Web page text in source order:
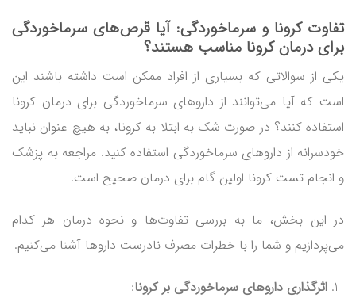
تفاوت کرونا و سرماخوردگی: آیا قرص‌های سرماخوردگی
برای درمان کرونا مناسب هستند؟
یکی از سوالاتی که بسیاری از افراد ممکن است داشته باشند این
است که آیا می‌توانند از داروهای سرماخوردگی برای درمان کرونا
استفاده کنند؟ در صورت شک به ابتلا به کرونا، به هیچ عنوان نباید
خودسرانه از داروهای سرماخوردگی استفاده کنید. مراجعه به پزشک
و انجام تست کرونا اولین گام برای درمان صحیح است.
در این بخش، ما به بررسی تفاوت‌ها و نحوه درمان هر کدام
می‌پردازیم و شما را با خطرات مصرف نادرست داروها آشنا می‌کنیم.
اثرگذاری داروهای سرماخوردگی بر کرونا: